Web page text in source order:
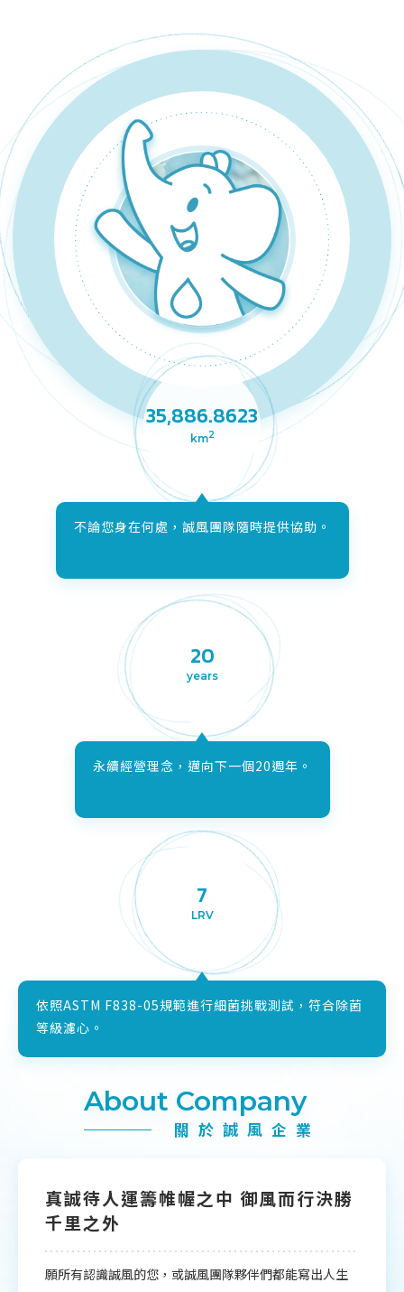
35,886.8623
km2
不論您身在何處，誠風團隊隨時提供協助。
20
years
永續經營理念，邁向下一個20週年。
7
LRV
依照ASTM F838-05規範進行細菌挑戰測試，符合除菌
等級濾心。
About Company
關於誠風企業
真誠待人運籌帷幄之中 御風而行決勝
千里之外
願所有認識誠風的您，或誠風團隊夥伴們都能寫出人生